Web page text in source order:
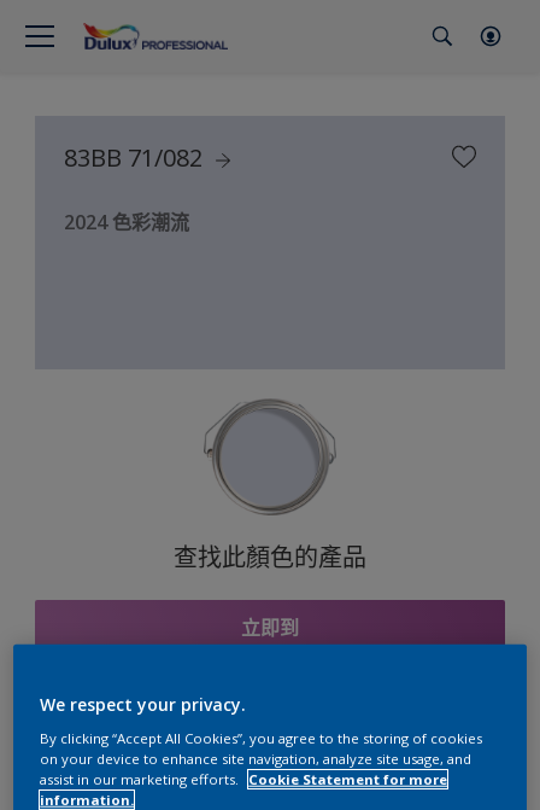
83BB 71/082
2024 色彩潮流
查找此顏色的產品
立即到
與之協調的色彩組合
We respect your privacy.
By clicking “Accept All Cookies”, you agree to the storing of cookies
on your device to enhance site navigation, analyze site usage, and
assist in our marketing efforts.
Cookie Statement for more
information.